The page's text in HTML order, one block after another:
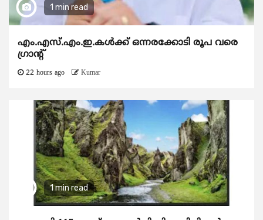
1 min read
എം.എസ്.എം.ഇ.കൾക്ക് ഒന്നരക്കോടി രൂപ വരെ
ഗ്രാന്റ്
22 hours ago Kumar
1 min read